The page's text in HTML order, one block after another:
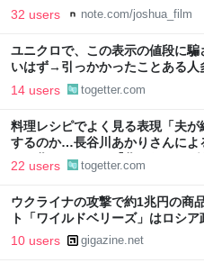
32 users note.com/joshua_film
ユニクロで、この表示の値段に
いはず→引っかかったことある人
14 users togetter.com
料理レシピでよく見る表現「夫
するのか…長谷川あかりさんによ
めに作ること』と『作らなければ
22 users togetter.com
ウクライナの攻撃で約1兆円の商
ト「ワイルドベリーズ」はロシ
か？
10 users gigazine.net